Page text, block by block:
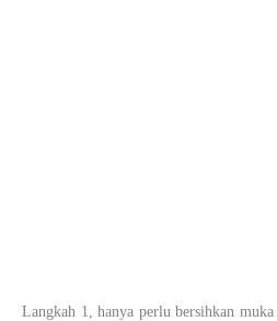
Langkah 1, hanya perlu bersihkan muka